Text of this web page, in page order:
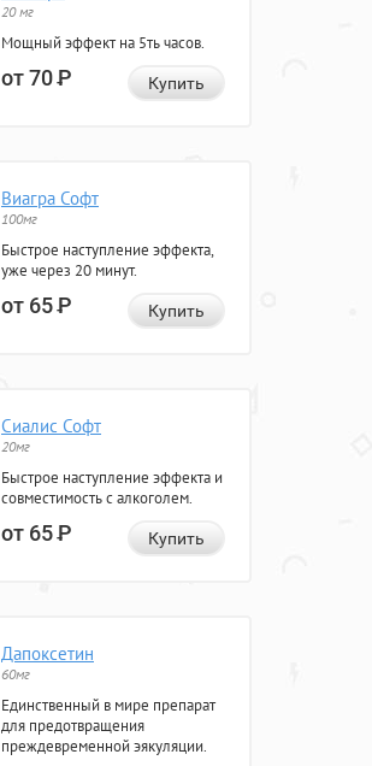
20 мг
Мощный эффект на 5ть часов.
от 70Р Купить
Виагра Софт
100мг
Быстрое наступление эффекта,
уже через 20 минут.
от 65Р Купить
Сиалис Софт
20мг
Быстрое наступление эффекта и
совместимость с алкоголем.
от 65Р Купить
Дапоксетин
60мг
Единственный в мире препарат
для предотвращения
преждевременной эякуляции.